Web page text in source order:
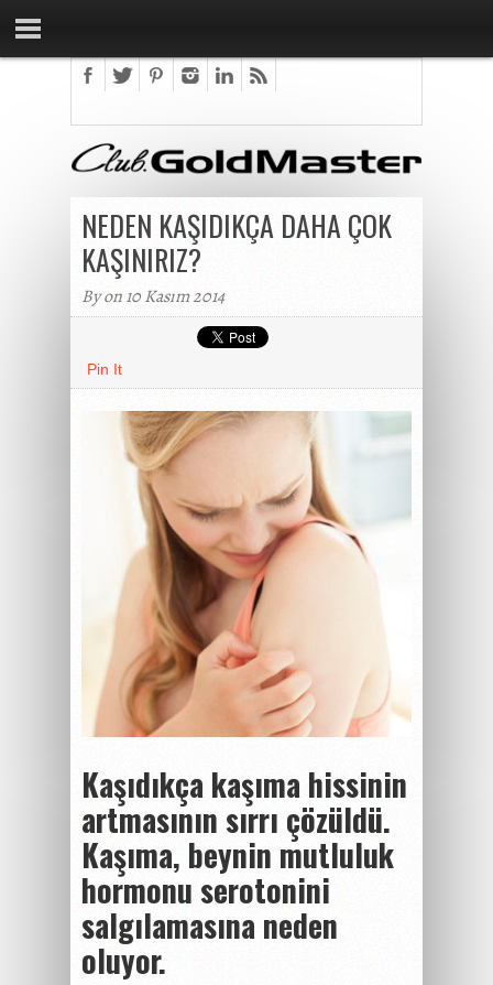
NEDEN KAŞIDIKÇA DAHA ÇOK
KAŞINIRIZ?
By on 10 Kasım 2014
Pin It
Kaşıdıkça kaşıma hissinin
artmasının sırrı çözüldü.
Kaşıma, beynin mutluluk
hormonu serotonini
salgılamasına neden
oluyor.